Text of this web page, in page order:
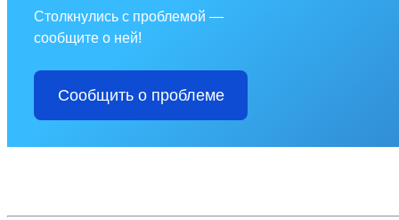
Столкнулись с проблемой —
сообщите о ней!
Сообщить о проблеме